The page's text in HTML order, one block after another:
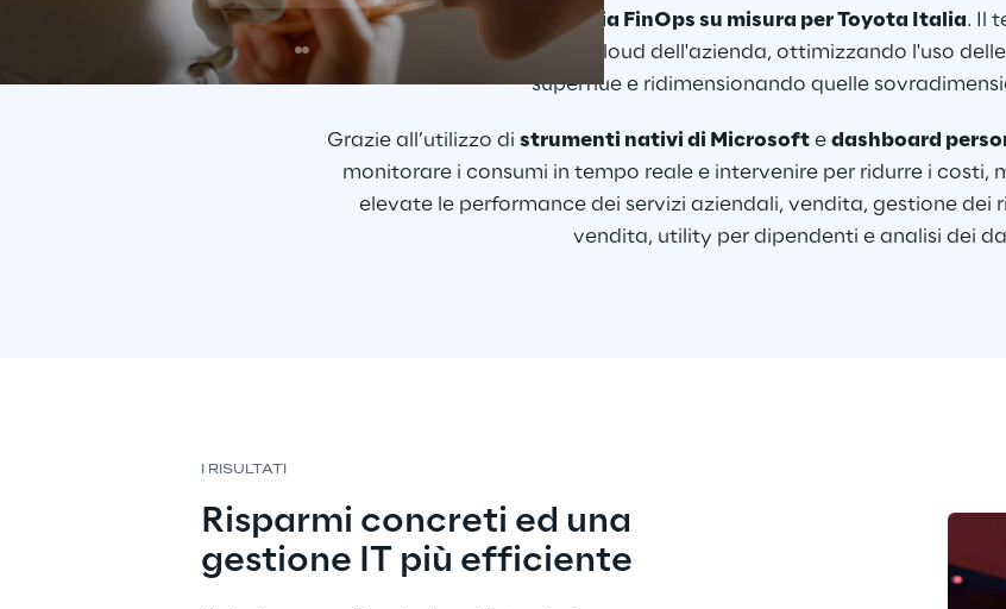
sviluppato una
strategia FinOps su misura per Toyota Italia. Il
analizzato l'infrastruttura cloud dell'azienda, ottimizzando l'uso
superflue e ridimensionando quelle
Grazie all’utilizzo di strumenti nativi di Microsoft e dashboard
monitorare i consumi in tempo reale e intervenire per ridurre i costi,
elevate le performance dei servizi aziendali, vendita, gestione dei
vendita, utility per dipendenti e analisi dei
I RISULTATI
Risparmi concreti ed una
gestione IT più efficiente